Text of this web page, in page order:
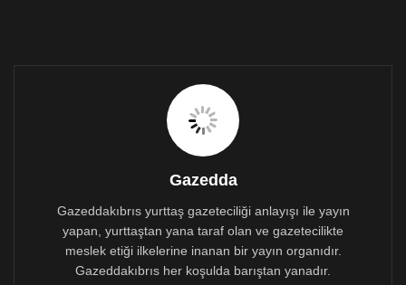
Reflex Mağdurlarından Seda Mahir, GazeddaKıbrıs’a
yaptığı açıklamada, Börke Kaşif’e Salamis yolu
üzerinde bulunan, inşaası tamamlanmamış Platinium
Apartmanı sebebi ile birden fazla dava açıldığını
hatırlatarak, Kaşif’in, mahkemenin verdiği emre
sattığını iddia etti.
Mahir, Kaşif’in apartmanı bitirip, mağduriyetleri
gidereceğini yönünde bir açıklamada bulunduğunu da
Gazedda
Gazeddakıbrıs yurttaş gazeteciliği anlayışı ile yayın
yapan, yurttaştan yana taraf olan ve gazetecilikte
meslek etiği ilkelerine inanan bir yayın organıdır.
Gazeddakıbrıs her koşulda barıştan yanadır.